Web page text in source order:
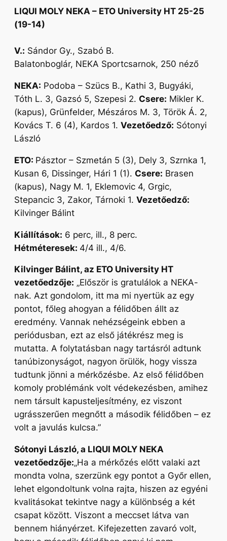
LIQUI MOLY NEKA – ETO University HT 25-25
(19-14)
V.: Sándor Gy., Szabó B.
Balatonboglár, NEKA Sportcsarnok, 250 néző
NEKA: Podoba – Szücs B., Kathi 3, Bugyáki,
Tóth L. 3, Gazsó 5, Szepesi 2. Csere: Mikler K.
(kapus), Grünfelder, Mészáros M. 3, Török Á. 2,
Kovács T. 6 (4), Kardos 1. Vezetőedző: Sótonyi
László
ETO: Pásztor – Szmetán 5 (3), Dely 3, Szrnka 1,
Kusan 6, Dissinger, Hári 1 (1). Csere: Brasen
(kapus), Nagy M. 1, Eklemovic 4, Grgic,
Stepancic 3, Zakor, Tárnoki 1. Vezetőedző:
Kilvinger Bálint
Kiállítások: 6 perc, ill., 8 perc.
Hétméteresek: 4/4 ill., 4/6.
Kilvinger Bálint, az ETO University HT
vezetőedzője: „Először is gratulálok a NEKA-
nak. Azt gondolom, itt ma mi nyertük az egy
pontot, főleg ahogyan a félidőben állt az
eredmény. Vannak nehézségeink ebben a
periódusban, ezt az első játékrész meg is
mutatta. A folytatásban nagy tartásról adtunk
tanúbizonyságot, nagyon örülök, hogy vissza
tudtunk jönni a mérkőzésbe. Az első félidőben
komoly problémánk volt védekezésben, amihez
nem társult kapusteljesítmény, ez viszont
ugrásszerűen megnőtt a második félidőben – ez
volt a javulás kulcsa.”
Sótonyi László, a LIQUI MOLY NEKA
vezetőedzője:„Ha a mérkőzés előtt valaki azt
mondta volna, szerzünk egy pontot a Győr ellen,
lehet elgondoltunk volna rajta, hiszen az egyéni
kvalitásokat tekintve nagy a különbség a két
csapat között. Viszont a meccset látva van
bennem hiányérzet. Kifejezetten zavaró volt,